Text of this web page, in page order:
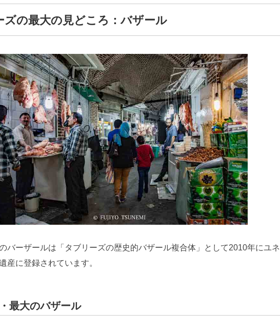
ズの最大の見どころ：バザール
バーザールは「タブリーズの歴史的バザール複合体」として2010年にユネ
産に登録されています。
最大のバザール